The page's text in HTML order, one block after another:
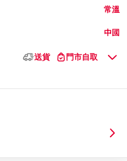
常溫
中國
送貨 門市自取